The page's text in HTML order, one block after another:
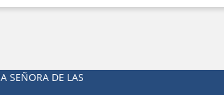
SEÑORA DE LAS